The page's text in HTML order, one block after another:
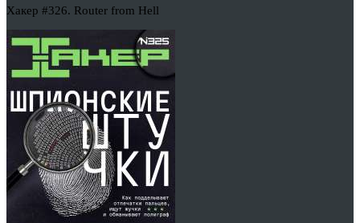
Хакер #326. Router from Hell